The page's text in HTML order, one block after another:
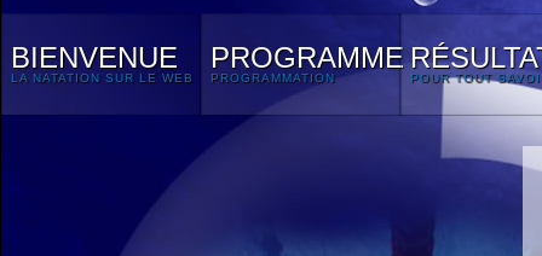
BIENVENUE
LA NATATION SUR LE WEB
PROGRAMME
PROGRAMMATION POUR TOUT